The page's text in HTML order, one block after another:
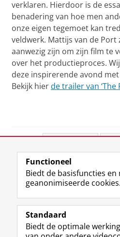
verklaren. Hierdoor is de
benadering van hoe men
onze eigen tegemoet kan
veldwerk. Mattijs van de Port
aanwezig zijn om zijn film te
over het productieproces.
deze inspirerende avond
Bekijk hierde trailer van
View this page in:English
Volg de RUG
e
Studiekiezers
Functioneel
Biedt de basisfuncties en
geanonimiseerde cookies.
Standaard
Biedt de optimale